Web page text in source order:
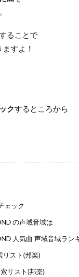
ることで
すよ！
クするところから
ェック
の声域音域は
人気曲 声域音域ラン
リスト(邦楽)
リスト(邦楽)